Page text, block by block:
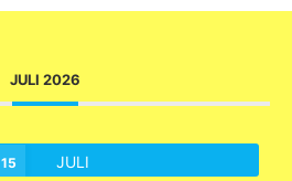
JULI 2026
15 JULI